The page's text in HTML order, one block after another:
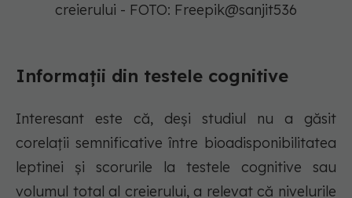
creierului - FOTO: Freepik@sanjit536
Informații din testele cognitive
Interesant este că, deși studiul nu a găsit
corelații semnificative între bioadisponibilitatea
leptinei și scorurile la testele cognitive sau
volumul total al creierului, a relevat că nivelurile